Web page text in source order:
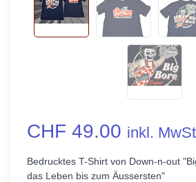
CHF 49.00 inkl.
Bedrucktes T-Shirt von Down-n-out
das Leben bis zum Äussersten"